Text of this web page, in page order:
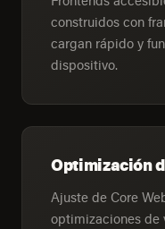
construidos con
cargan rápido y
dispositivo.
Optimización
Ajuste de Core
optimizaciones de